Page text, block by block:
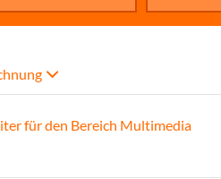
für den Bereich Multimedia